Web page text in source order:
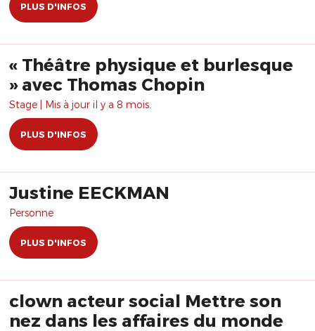
PLUS D'INFOS
« Théâtre physique et burlesque
» avec Thomas Chopin
Stage | Mis à jour il y a 8 mois.
PLUS D'INFOS
Justine EECKMAN
Personne
PLUS D'INFOS
clown acteur social Mettre son
nez dans les affaires du monde